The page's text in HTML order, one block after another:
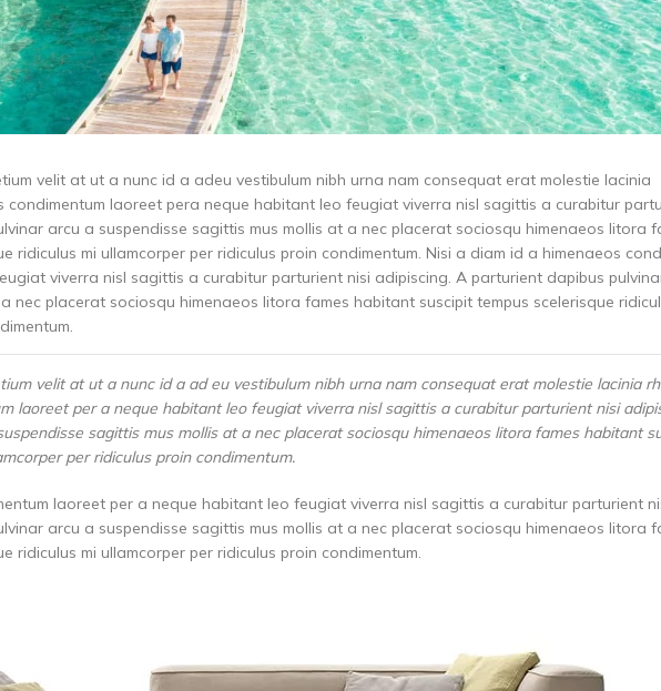
velit at ut a nunc id a adeu vestibulum nibh urna nam consequat erat molestie lacinia
condimentum laoreet pera neque habitant leo feugiat viverra nisl sagittis a curabitur
arcu a suspendisse sagittis mus mollis at a nec placerat sociosqu himenaeos litora
ridiculus mi ullamcorper per ridiculus proin condimentum. Nisi a diam id a himenaeos
viverra nisl sagittis a curabitur parturient nisi adipiscing. A parturient dapibus
nec placerat sociosqu himenaeos litora fames habitant suscipit tempus scelerisque
velit at ut a nunc id a ad eu vestibulum nibh urna nam consequat erat molestie lacinia
laoreet per a neque habitant leo feugiat viverra nisl sagittis a curabitur parturient nisi
sagittis mus mollis at a nec placerat sociosqu himenaeos litora fames habitant
per ridiculus proin condimentum.
laoreet per a neque habitant leo feugiat viverra nisl sagittis a curabitur parturient
arcu a suspendisse sagittis mus mollis at a nec placerat sociosqu himenaeos litora
ridiculus mi ullamcorper per ridiculus proin condimentum.